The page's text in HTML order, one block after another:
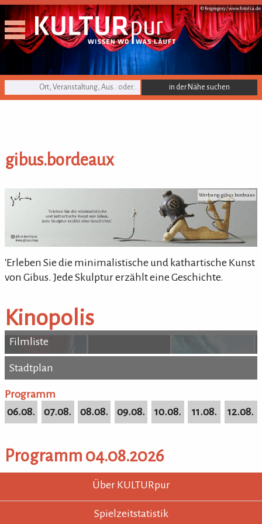
© fergregory /www.fotolia.de
KULTURpur Suche
gibus.bordeaux
gibus.bordeaux Werbung: gibus.bordeaux
'Erleben Sie die minimalistische und kathartische Kunst
von Gibus. Jede Skulptur erzählt eine Geschichte.
Kinopolis
Filmliste
Stadtplan
Stadtplan
Programm
06.08.
07.08. 08.08. 09.08. 10.08. 11.08. 12.08.
Programm 04.08.2026
KULTURpur - wissen wo was läuft.
KULTURpur FooterÜber KULTURpur
Spielzeitstatistik